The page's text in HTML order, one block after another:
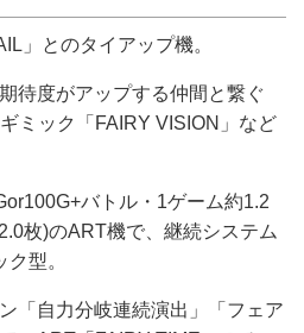
」とのタイアップ機。
待度がアップする仲間と繋ぐ
ミック「FAIRY VISION」など
バトル・1ゲーム約1.2
枚)のART機で、継続システム
型。
「自力分岐連続演出」「フェア